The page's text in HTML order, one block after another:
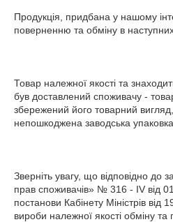
Продукція, придбана у нашому
поверненню та обміну в
Товар належної якості та
був доставлений споживачу -
збережений його товарний вигляд,
непошкоджена заводська упаковка.
Зверніть увагу, що відповідно до
прав споживачів» № 316 - IV від
постанови Кабінету Міністрів
вироби належної якості обміну